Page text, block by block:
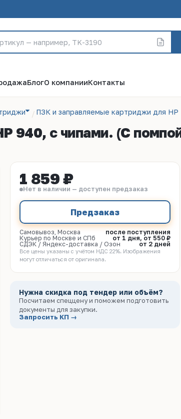
БлогО компанииКонтакты
ПЗК и заправляемые картриджи для HP
940, с чипами. (С
1 859 ₽
Нет в наличии — доступен предзаказ
Предзаказ
Самовывоз, Москва
после поступления
Курьер по Москве и СПб
от 1 дня, от 550 ₽
СДЭК / Яндекс-доставка / Озон
от 2 дней
Все цены указаны с учётом НДС 22%. Изображения
могут отличаться от оригинала.
Нужна скидка под тендер или объём?
Посчитаем спеццену и поможем подготовить
документы для закупки.
Запросить КП →